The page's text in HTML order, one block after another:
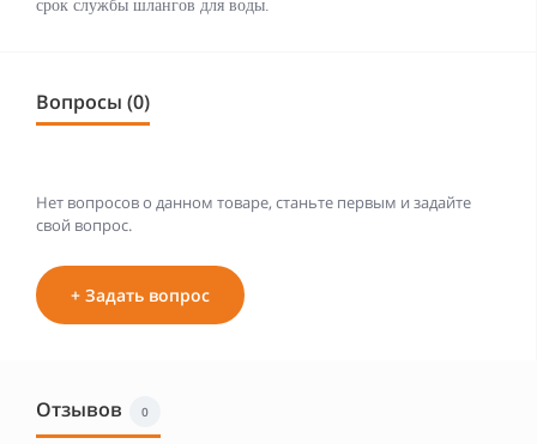
срок службы шлангов для воды.
Вопросы (0)
Нет вопросов о данном товаре, станьте первым и задайте
свой вопрос.
+ Задать вопрос
Отзывов 0